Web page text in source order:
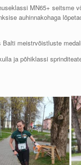
MN65+ seitsme
auhinnakohaga
meistrvõistluste
ja põhiklassi